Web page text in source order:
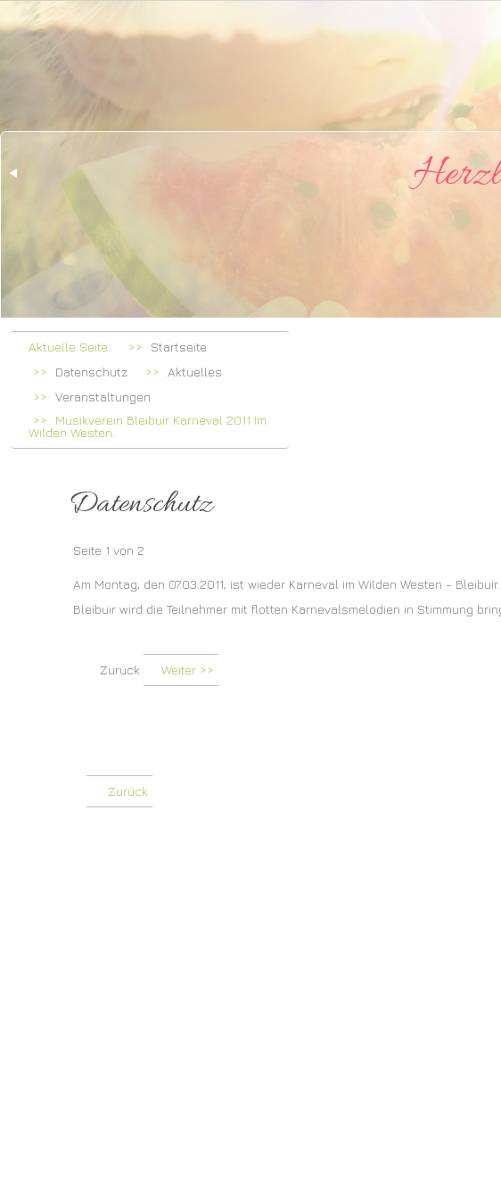
Herzlich
bei
Aktuelle Seite:
Startseite
Datenschutz
Aktuelles
Veranstaltungen
Musikverein Bleibuir Karneval 2011 Im
Wilden Westen.
Datenschutz
Seite 1 von 2
Am Montag, den 07.03.2011, ist wieder Karneval im Wilden Westen -
Bleibuir wird die Teilnehmer mit flotten Karnevalsmelodien in Stimmung
Zurück Weiter >>
Zurück